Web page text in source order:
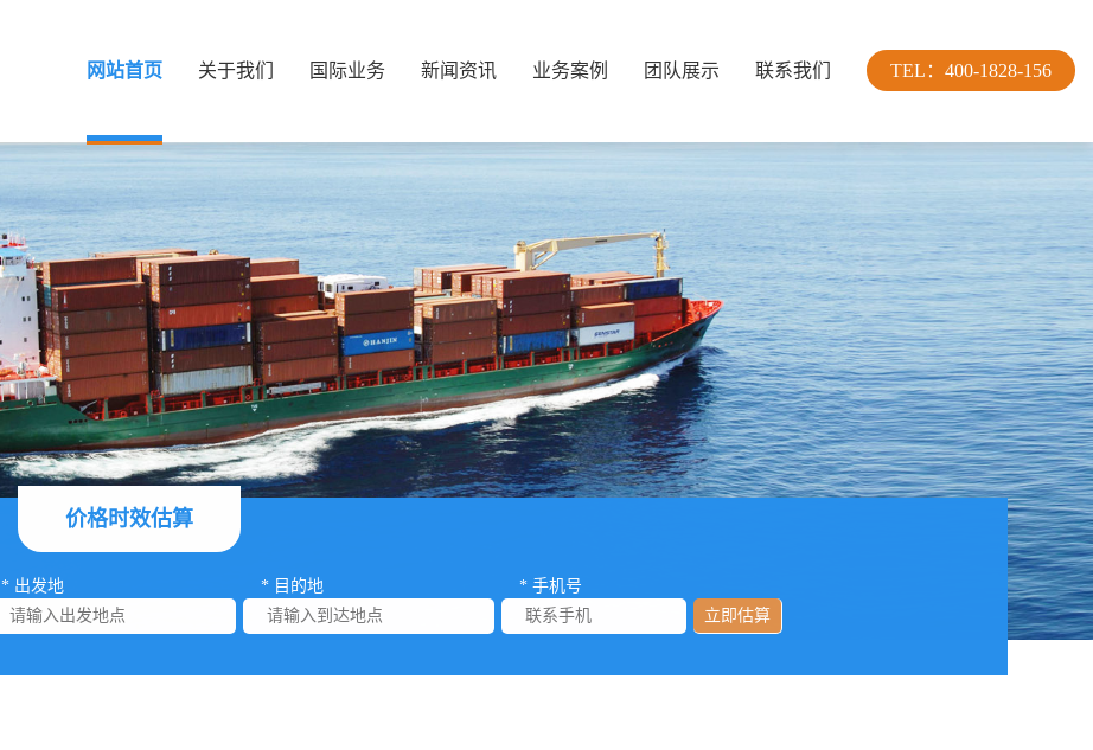
TEL：400-1828-156
网站首页 关于我们 国际业务 新闻资讯 业务案例 团队展示 联系我们
价格时效估算
* 出发地 * 目的地
* 手机号
立即估算